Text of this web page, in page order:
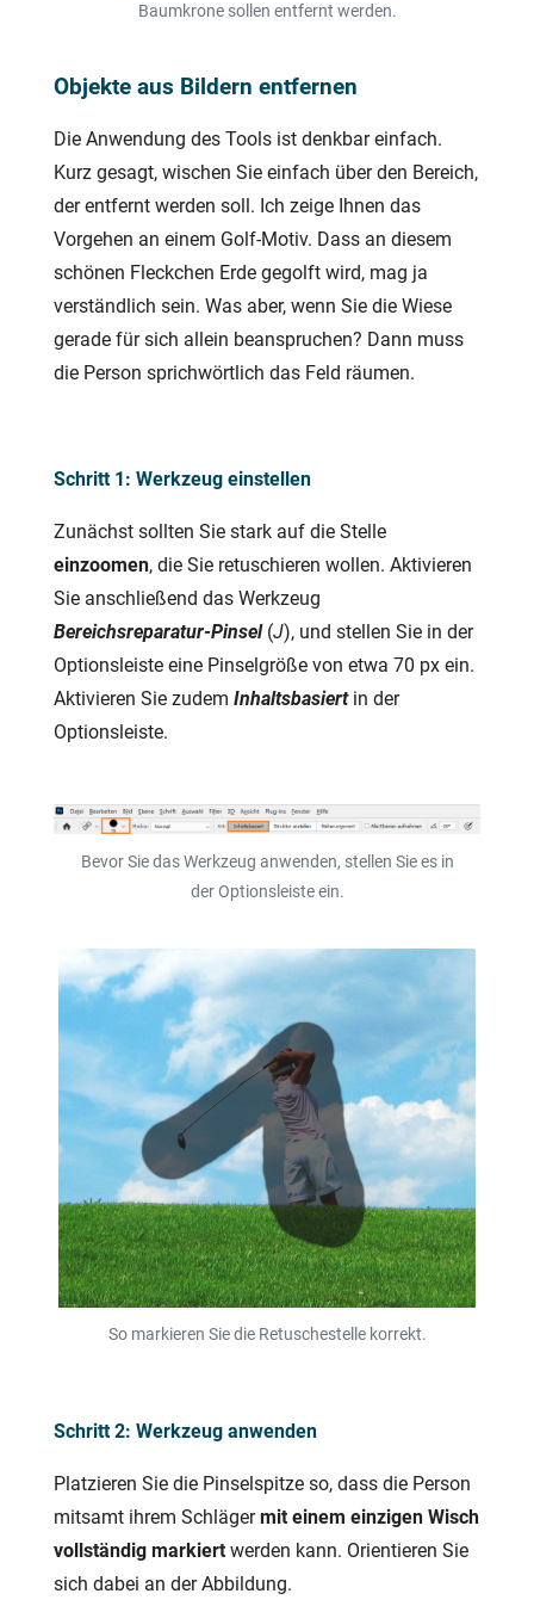
Baumkrone sollen entfernt werden.
Objekte aus Bildern entfernen
Die Anwendung des Tools ist denkbar einfach.
Kurz gesagt, wischen Sie einfach über den Bereich,
der entfernt werden soll. Ich zeige Ihnen das
Vorgehen an einem Golf-Motiv. Dass an diesem
schönen Fleckchen Erde gegolft wird, mag ja
verständlich sein. Was aber, wenn Sie die Wiese
gerade für sich allein beanspruchen? Dann muss
die Person sprichwörtlich das Feld räumen.
Schritt 1: Werkzeug einstellen
Zunächst sollten Sie stark auf die Stelle
einzoomen, die Sie retuschieren wollen. Aktivieren
Sie anschließend das Werkzeug
Bereichsreparatur-Pinsel(J), und stellen Sie in der
Optionsleiste eine Pinselgröße von etwa 70 px ein.
Aktivieren Sie zudem Inhaltsbasiertin der
Optionsleiste.
Bevor Sie das Werkzeug anwenden, stellen Sie es in
der Optionsleiste ein.
So markieren Sie die Retuschestelle korrekt.
Schritt 2: Werkzeug anwenden
Platzieren Sie die Pinselspitze so, dass die Person
mitsamt ihrem Schlägermit einem einzigen Wisch
vollständig markiert werden kann. Orientieren Sie
sich dabei an der Abbildung.